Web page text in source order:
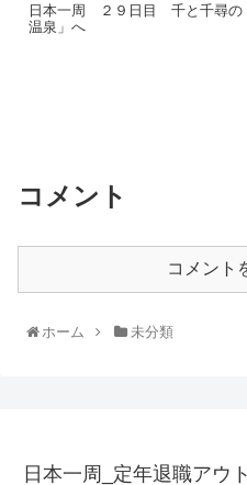
日本一周 ２９日目 千と千尋の
温泉」へ
コメント
コメント
ホーム 未分類
日本一周_定年退職アウ